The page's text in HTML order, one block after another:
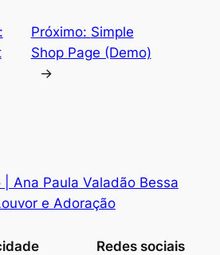
Próximo: Simple
Shop Page (Demo)
→
Ana Paula Valadão Bessa
e Adoração
Redes sociais